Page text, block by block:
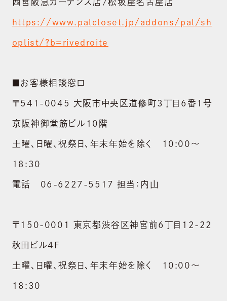
ニュース
SUSTAINABILITY
サステナビリティ
CONTACT
お問い合わせ
西宮阪急ガーデンズ店/松坂屋名古屋店
https://www.palcloset.jp/addons/pal/sh
oplist/?b=rivedroite
■お客様相談窓口
〒541-0045 大阪市中央区道修町3丁目6番1号
京阪神御堂筋ビル10階
土曜、日曜、祝祭日、年末年始を除く 10:00～
18:30
電話 06-6227-5517 担当：内山
〒150-0001 東京都渋谷区神宮前6丁目12-22
秋田ビル4F
土曜、日曜、祝祭日、年末年始を除く 10:00～
18:30